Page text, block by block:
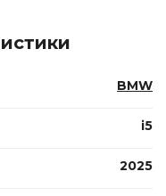
BMW
i5
2025